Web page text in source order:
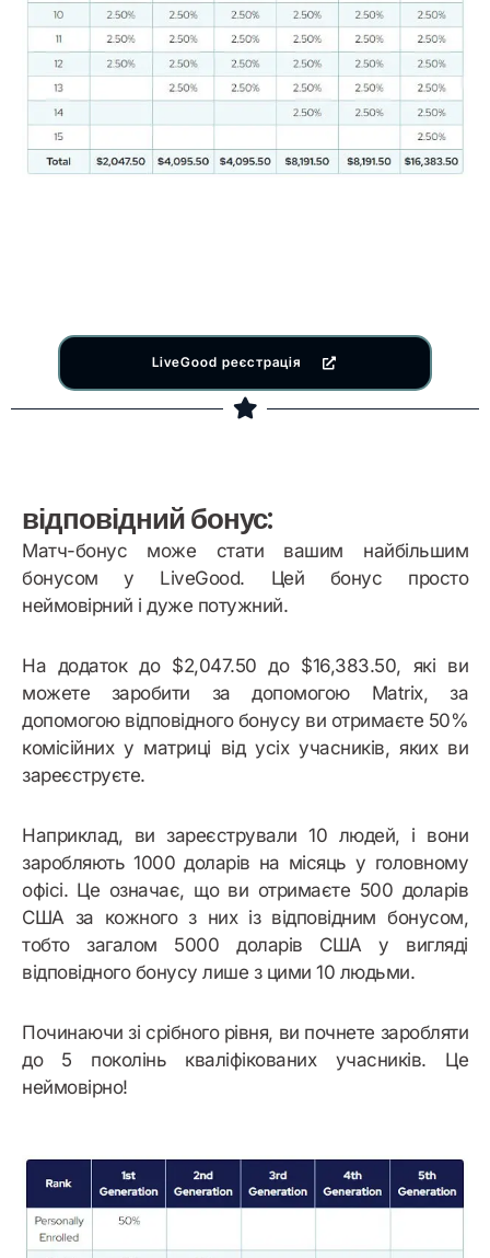
LiveGood реєстрація
відповідний бонус:
Матч-бонус може стати вашим найбільшим
бонусом у LiveGood. Цей бонус просто
неймовірний і дуже потужний.
На додаток до $2,047.50 до $16,383.50, які ви
можете заробити за допомогою Matrix, за
допомогою відповідного бонусу ви отримаєте 50%
комісійних у матриці від усіх учасників, яких ви
зареєструєте.
Наприклад, ви зареєстрували 10 людей, і вони
заробляють 1000 доларів на місяць у головному
офісі. Це означає, що ви отримаєте 500 доларів
США за кожного з них із відповідним бонусом,
тобто загалом 5000 доларів США у вигляді
відповідного бонусу лише з цими 10 людьми.
Починаючи зі срібного рівня, ви почнете заробляти
до 5 поколінь кваліфікованих учасників. Це
неймовірно!